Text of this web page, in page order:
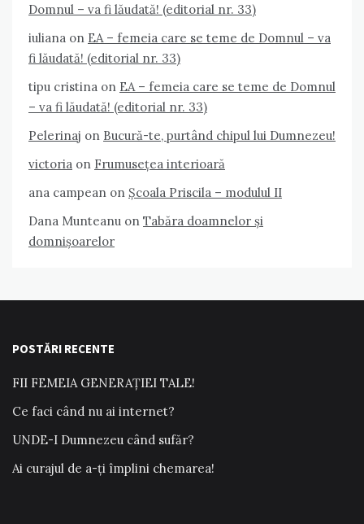
Domnul – va fi lăudată! (editorial nr. 33)
iuliana on EA – femeia care se teme de Domnul – va
fi lăudată! (editorial nr. 33)
tipu cristina on EA – femeia care se teme de Domnul
– va fi lăudată! (editorial nr. 33)
Pelerinaj on Bucură-te, purtând chipul lui Dumnezeu!
victoria on Frumusețea interioară
ana campean on Școala Priscila – modulul II
Dana Munteanu on Tabăra doamnelor și
domnișoarelor
POSTĂRI RECENTE
FII FEMEIA GENERAȚIEI TALE!
Ce faci când nu ai internet?
UNDE-I Dumnezeu când sufăr?
Ai curajul de a-ți împlini chemarea!